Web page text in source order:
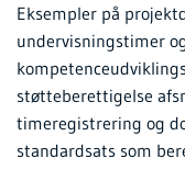
Eksempler på
undervisningstimer
støtteberettigelse
timeregistrering og
standardsats som